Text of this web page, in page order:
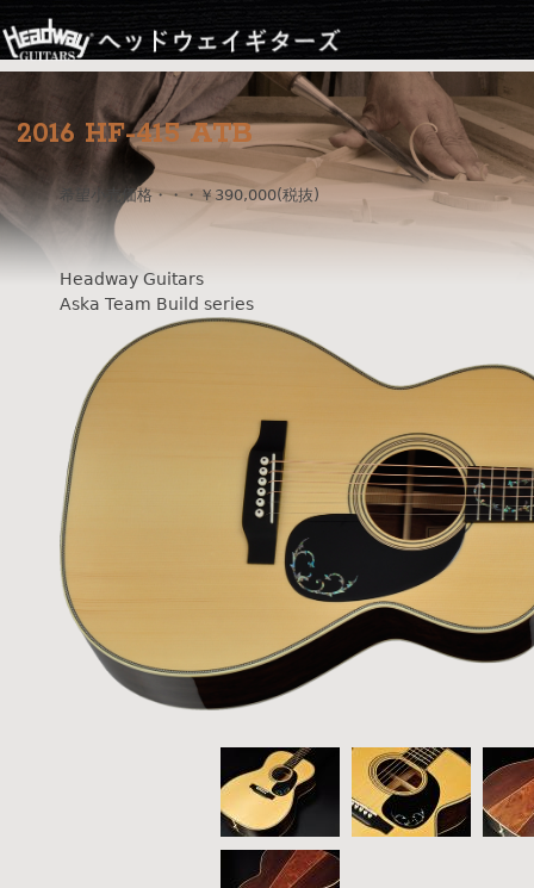
Jump to navigation
2016 HF-415 ATB
希望小売価格・・・￥390,000(税抜)
Headway Guitars
Aska Team Build series